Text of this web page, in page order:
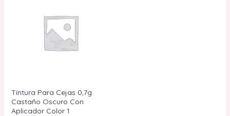
Tintura Para Cejas 0,7g
Castaño Oscuro Con
Aplicador Color 1